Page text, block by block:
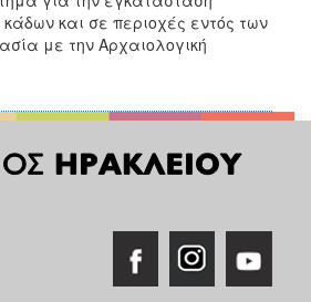
και σε περιοχές εντός των
με την Αρχαιολογική